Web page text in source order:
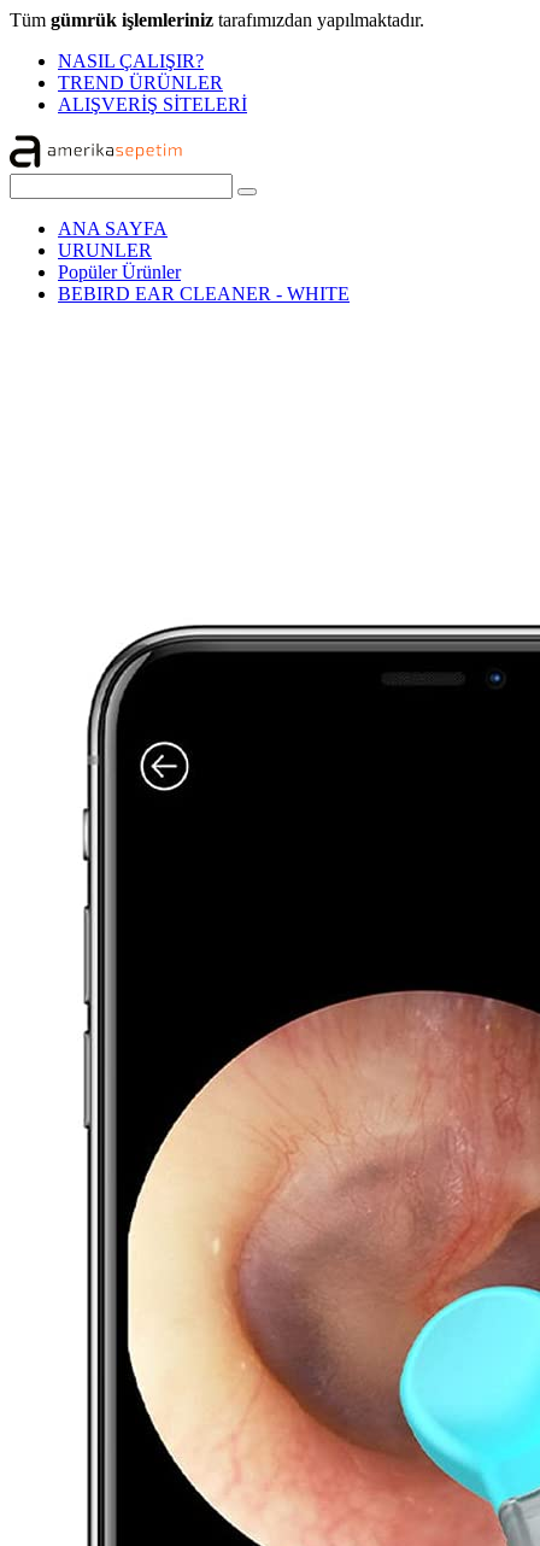
Tüm gümrük işlemleriniz tarafımızdan yapılmaktadır.
NASIL ÇALIŞIR?
TREND ÜRÜNLER
ALIŞVERİŞ SİTELERİ
ANA SAYFA
URUNLER
Popüler Ürünler
BEBIRD EAR CLEANER - WHITE